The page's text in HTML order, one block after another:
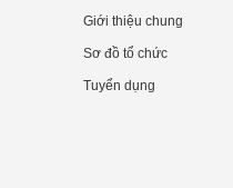
Giới thiệu chung
Sơ đồ tổ chức
Tuyển dụng